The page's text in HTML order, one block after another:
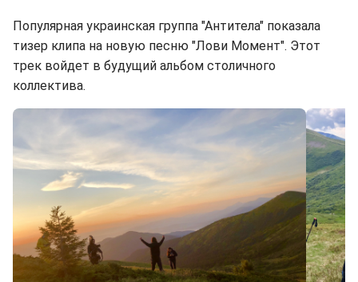
Популярная украинская группа "Антитела" показала
тизер клипа на новую песню "Лови Момент". Этот
трек войдет в будущий альбом столичного
коллектива.